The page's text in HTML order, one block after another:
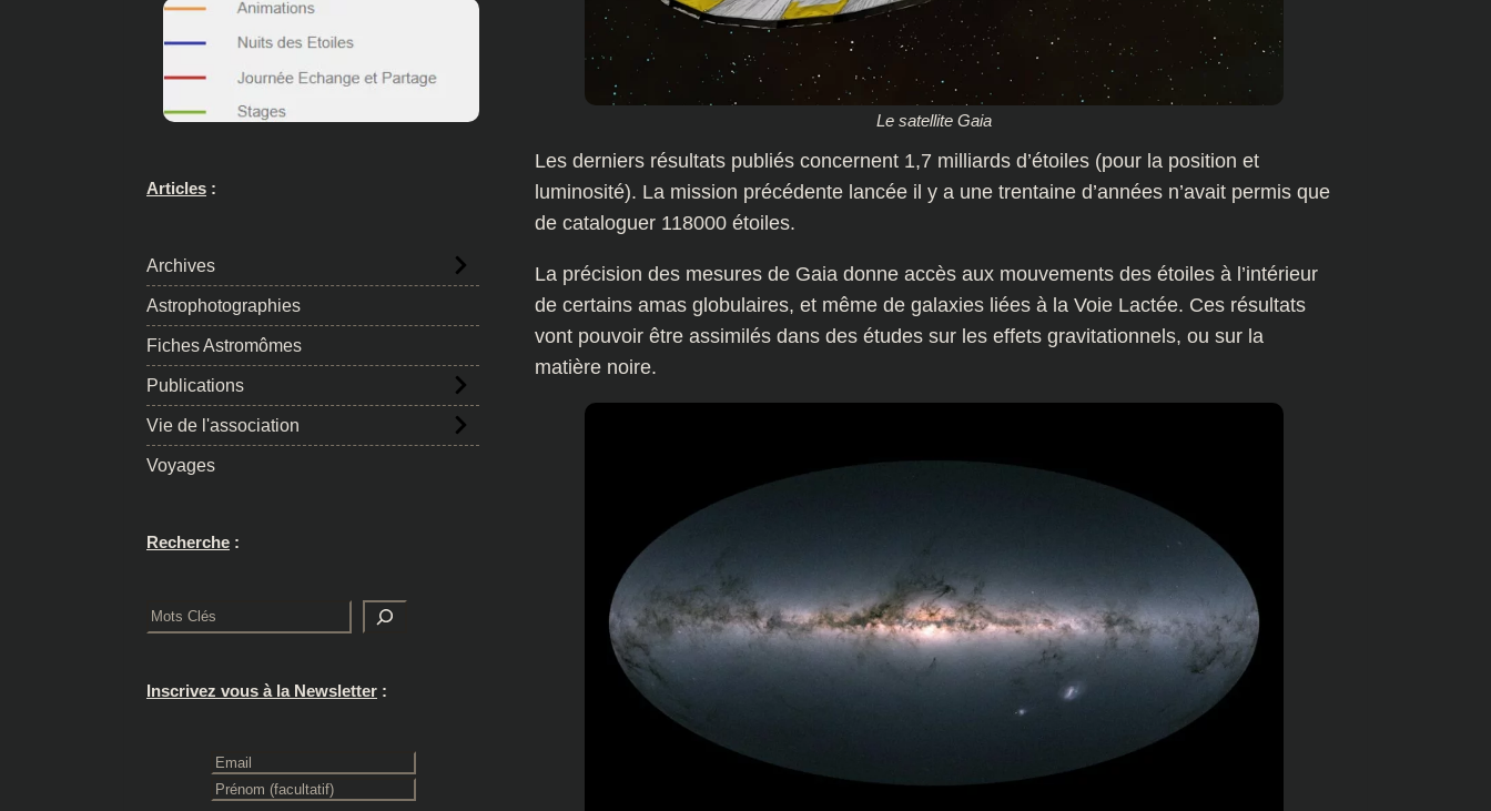
Le satellite Gaia
Les derniers résultats publiés concernent 1,7 milliards d’étoiles (pour la position et
luminosité). La mission précédente lancée il y a une trentaine d’années n’avait permis que
de cataloguer 118000 étoiles.
La précision des mesures de Gaia donne accès aux mouvements des étoiles à l’intérieur
de certains amas globulaires, et même de galaxies liées à la Voie Lactée. Ces résultats
vont pouvoir être assimilés dans des études sur les effets gravitationnels, ou sur la
matière noire.
Articles :
Archives
Astrophotographies
Fiches Astromômes
Publications
Vie de l'association
Voyages
Recherche :
Rechercher
Inscrivez vous à la Newsletter :